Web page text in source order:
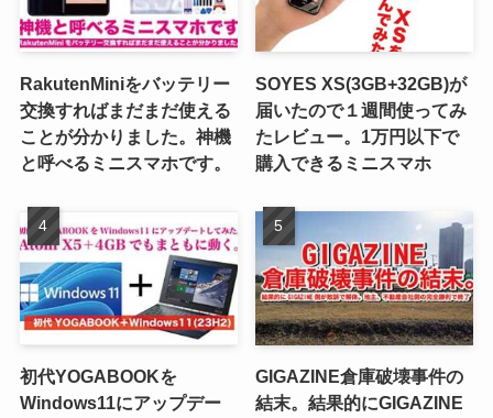
RakutenMiniをバッテリー
交換すればまだまだ使える
ことが分かりました。神機
と呼べるミニスマホです。
SOYES XS(3GB+32GB)が
届いたので１週間使ってみ
たレビュー。1万円以下で
購入できるミニスマホ
初代YOGABOOKを
Windows11にアップデー
GIGAZINE倉庫破壊事件の
結末。結果的にGIGAZINE